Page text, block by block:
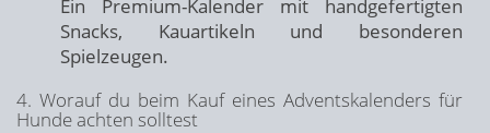
Ein Premium-Kalender mit handgefertigten
Snacks, Kauartikeln und besonderen
Spielzeugen.
4. Worauf du beim Kauf eines Adventskalenders für
Hunde achten solltest